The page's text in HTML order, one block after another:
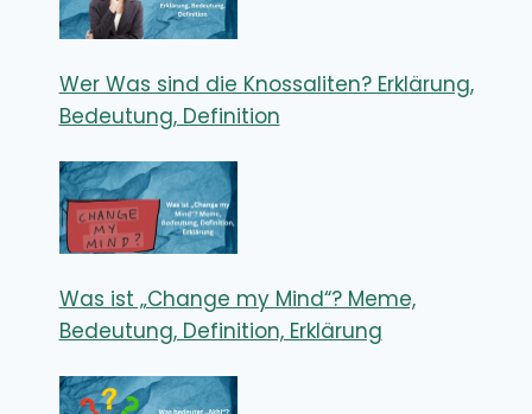
Wer Was sind die Knossaliten? Erklärung,
Bedeutung, Definition
Was ist „Change my Mind“? Meme,
Bedeutung, Definition, Erklärung